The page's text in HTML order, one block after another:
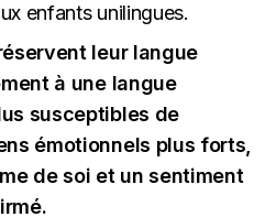
enfants unilingues.
leur langue
à une langue
susceptibles de
émotionnels plus forts,
de soi et un sentiment